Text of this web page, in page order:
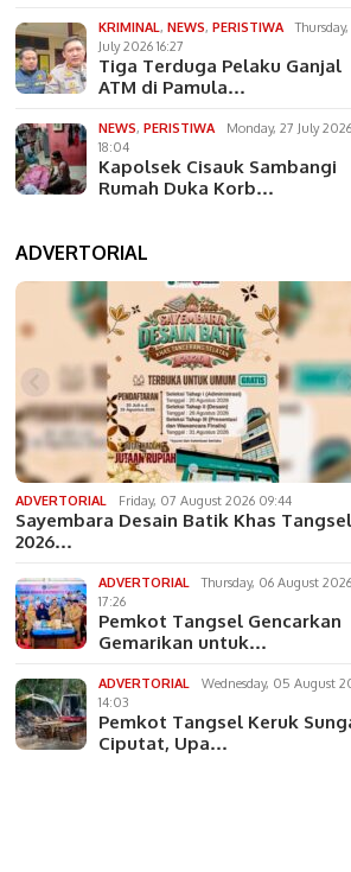
KRIMINAL,NEWS,PERISTIWA
July 2026 16:27
Tiga Terduga Pelaku Ganjal
ATM di Pamula…
NEWS,PERISTIWA
Monday, 27 July 2026
18:04
Kapolsek Cisauk Sambangi
Rumah Duka Korb…
ADVERTORIAL
ADVERTORIAL Friday, 07 August 2026 09:44
Sayembara Desain Batik Khas Tangsel
2026…
ADVERTORIAL
Thursday, 06 August 2026
17:26
Pemkot Tangsel Gencarkan
Gemarikan untuk…
ADVERTORIAL
Wednesday, 05 August
14:03
Pemkot Tangsel Keruk
Ciputat, Upa…